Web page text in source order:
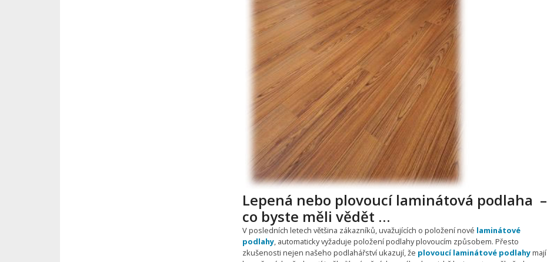
Lepená nebo plovoucí laminátová podlaha –
co byste měli vědět …
V posledních letech většina zákazníků, uvažujících o položení nové laminátové
podlahy, automaticky vyžaduje položení podlahy plovoucím způsobem. Přesto
zkušenosti nejen našeho podlahářství ukazují, že plovoucí laminátové podlahymají